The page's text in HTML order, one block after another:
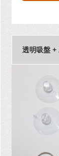
透明吸盤 +